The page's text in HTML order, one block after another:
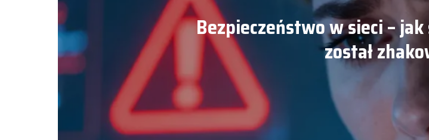
Bezpieczeństwo w sieci –
został